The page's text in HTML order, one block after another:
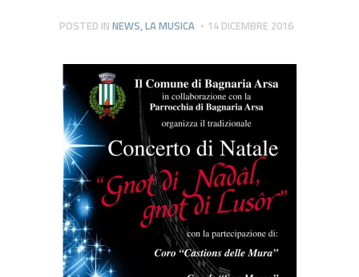
POSTED IN NEWS,LA MUSICA 14 DICEMBRE 2016